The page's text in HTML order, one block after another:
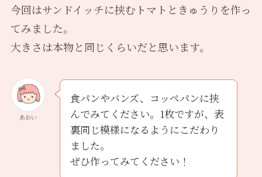
今回はサンドイッチに挟むトマトときゅうりを作っ
てみました。
大きさは本物と同じくらいだと思います。
あおい
食パンやバンズ、コッペパンに挟
んでみてください。1枚ですが、表
裏同じ模様になるようにこだわり
ました。
ぜひ作ってみてください！